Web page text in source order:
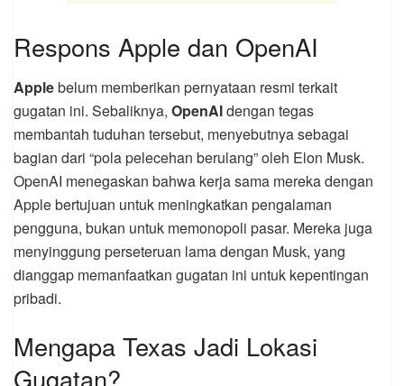
Respons Apple dan OpenAI
Applebelum memberikan pernyataan resmi terkait
gugatan ini. Sebaliknya, OpenAIdengan tegas
membantah tuduhan tersebut, menyebutnya sebagai
bagian dari “pola pelecehan berulang” oleh Elon Musk.
OpenAI menegaskan bahwa kerja sama mereka dengan
Apple bertujuan untuk meningkatkan pengalaman
pengguna, bukan untuk memonopoli pasar. Mereka juga
menyinggung perseteruan lama dengan Musk, yang
dianggap memanfaatkan gugatan ini untuk kepentingan
pribadi.
Mengapa Texas Jadi Lokasi
Gugatan?